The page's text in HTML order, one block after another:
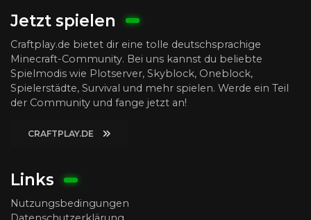
Jetzt spielen
Craftplay.de bietet dir eine tolle deutschsprachige
Minecraft-Community. Bei uns kannst du beliebte
Spielmodis wie Plotserver, Skyblock, Oneblock,
Spielerstädte, Survival und mehr spielen. Werde ein Teil
der Community und fange jetzt an!
CRAFTPLAY.DE
Links
Nutzungsbedingungen